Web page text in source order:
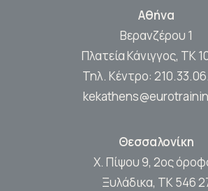
Αθήνα
Βερανζέρου 1
Πλατεία Κάνιγγος, ΤΚ
Τηλ. Κέντρο:
Θεσσαλονίκη
Χ. Πίψου 9, 2ος
Ξυλάδικα, ΤΚ 546